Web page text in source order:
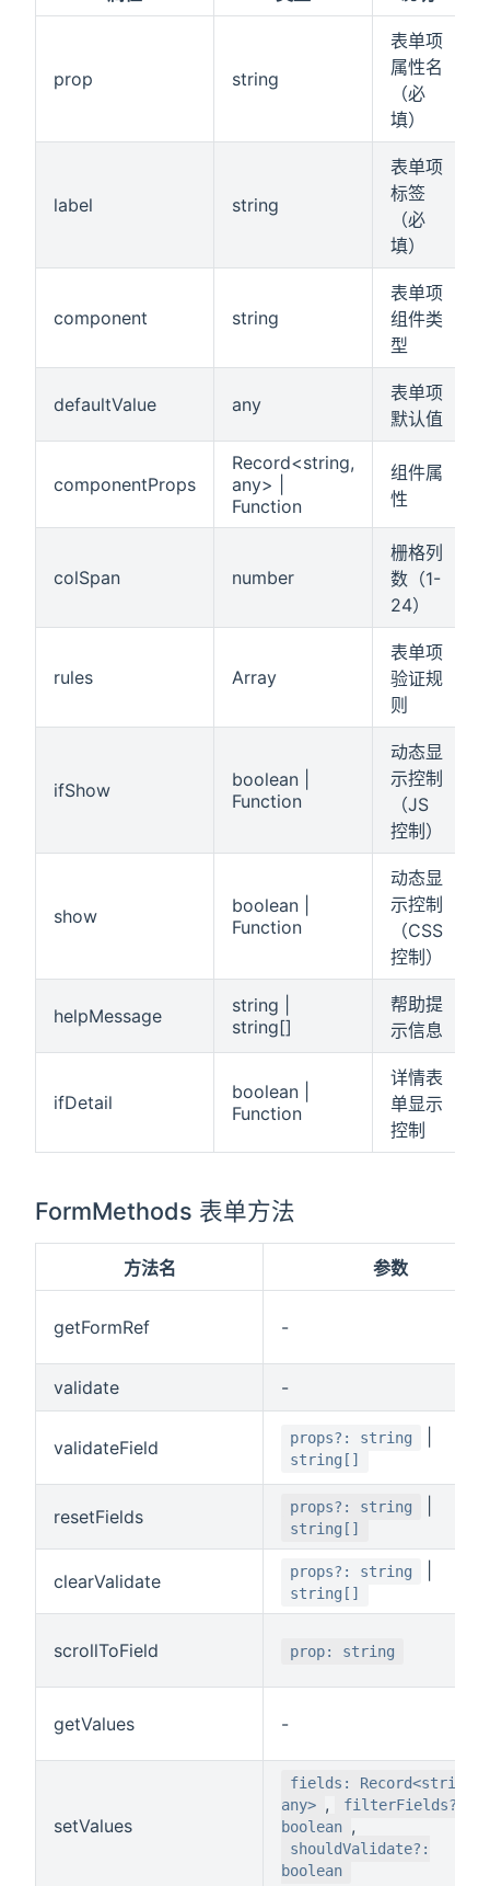
prop string
表单项
属性名
（必
填）
label string
表单项
标签
（必
填）
component string
表单项
组件类
型
defaultValue any
表单项
默认值
componentProps
Record<string,
any> |
Function
组件属
性
colSpan number
栅格列
数（1-
24）
rules Array
表单项
验证规
则
ifShow
boolean |
Function
动态显
示控制
（JS
控制）
show
boolean |
Function
动态显
示控制
（CSS
控制）
helpMessage
string |
string[]
帮助提
示信息
ifDetail
boolean |
Function
详情表
单显示
控制
FormMethods 表单方法
方法名 参数
getFormRef -
validate -
validateField props?: string
string[]
resetFields props?: string
string[]
clearValidate props?: string
string[]
scrollToField prop: string
getValues -
setValues
fields: Record<string,
any> ,
filterFields?:
boolean ,
shouldValidate?:
boolean